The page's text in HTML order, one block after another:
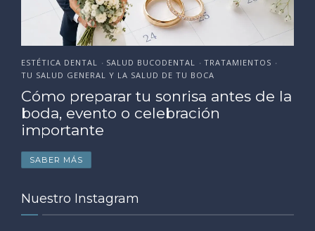
ESTÉTICA DENTAL • SALUD BUCODENTAL • TRATAMIENTOS •
TU SALUD GENERAL Y LA SALUD DE TU BOCA
Cómo preparar tu sonrisa antes de la
boda, evento o celebración
importante
SABER MÁS
Nuestro Instagram